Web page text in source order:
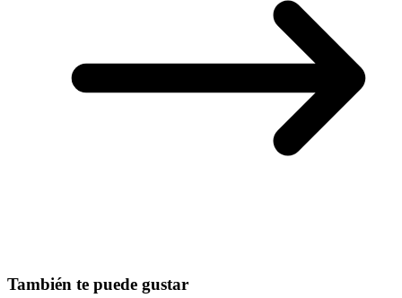
También te puede gustar